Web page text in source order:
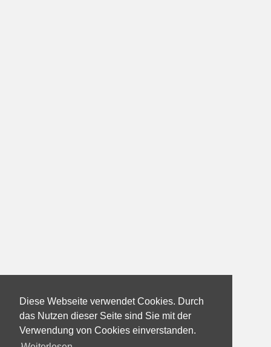
Diese Webseite verwendet Cookies. Durch
das Nutzen dieser Seite sind Sie mit der
Verwendung von Cookies einverstanden.